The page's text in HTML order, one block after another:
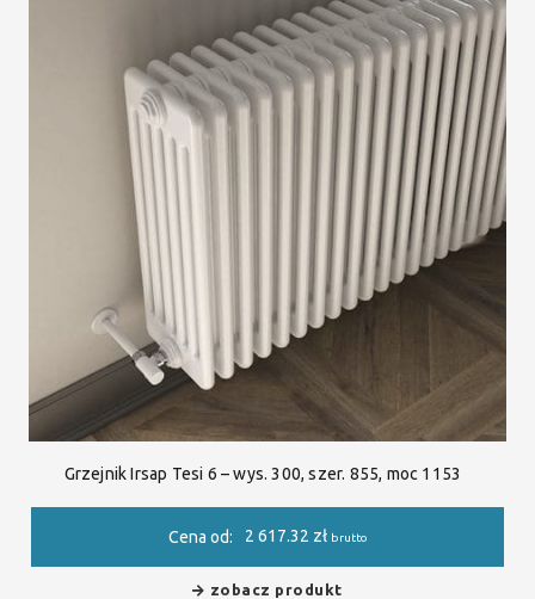
Grzejnik Irsap Tesi 6 – wys. 300, szer. 855, moc 1153
Cena od: 2 617.32 zł brutto
zobacz produkt